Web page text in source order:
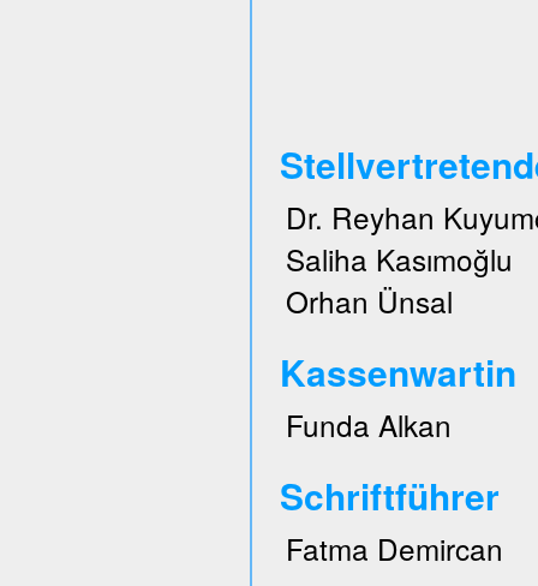
Dr. Reyhan
Saliha Kasımoğlu
Orhan Ünsal
Kassenwartin
Funda Alkan
Schriftführer
Fatma Demircan